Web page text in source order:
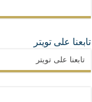
تابعنا على تويتر
تابعنا على تويتر